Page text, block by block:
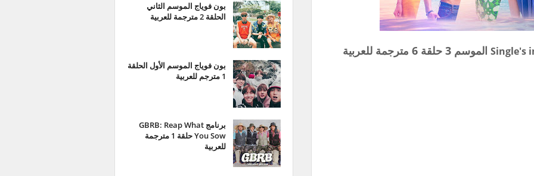
Single's الموسم 3 حلقة 6 مترجمة للعربية
بون فوياج الموسم الثاني
الحلقة 2 مترجمة للعربية
بون فوياج الموسم الأول الحلقة
1 مترجم للعربية
برنامج GBRB: Reap What
You Sow حلقة 1 مترجمة
للعربية